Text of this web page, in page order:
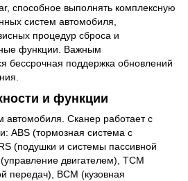
способное выполнять комплексную
систем автомобиля,
процедур сброса и
функции. Важным
бессрочная поддержка обновлений
и функции
автомобиля. Сканер работает с
ABS (тормозная система с
(подушки и системы пассивной
двигателем), TCM
передач), BCM (кузовная